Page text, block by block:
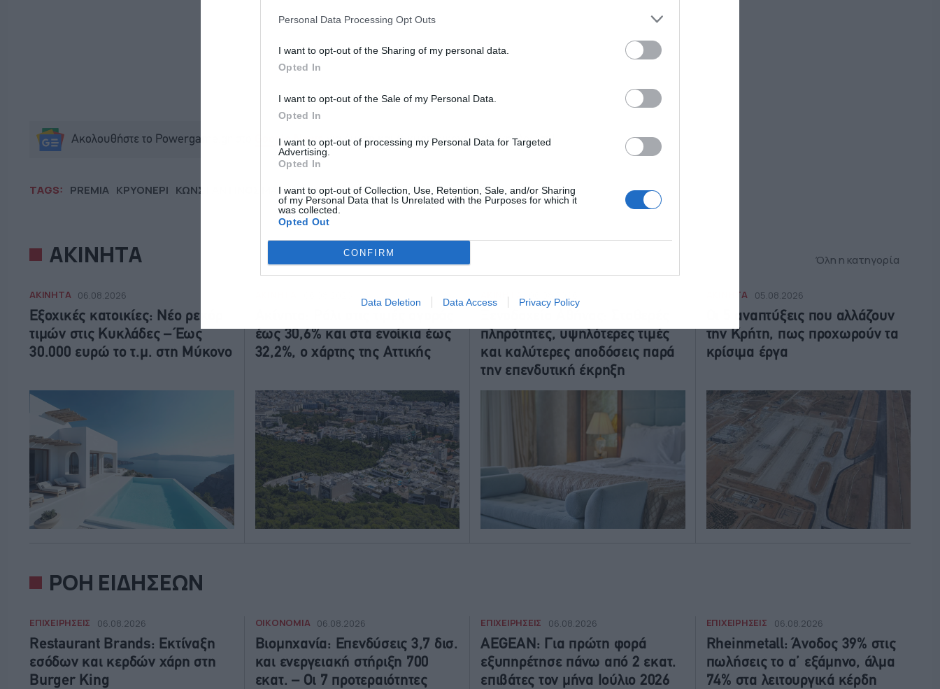
Personal Data Processing Opt Outs
I want to opt-out of the Sharing of my personal data.
Opted In
I want to opt-out of the Sale of my Personal Data.
Opted In
I want to opt-out of processing my Personal Data for Targeted
Advertising.
Opted In
I want to opt-out of Collection, Use, Retention, Sale, and/or Sharing
of my Personal Data that Is Unrelated with the Purposes for which it
was collected.
Opted Out
CONFIRM
Data Deletion Data Access Privacy Policy
Ακολουθήστε το Powergame.gr στο Google Newsγια άμεση και έγκυρη οικονομική ενημέρωση!
TAGS: PREMIA ΚΡΥΟΝΕΡΙ ΚΩΝΣΤΑΝΤΙΝΟΣ ΜΑΡΚΑΖΟΣ
ΑΚΙΝΗΤΑ Όλη η κατηγορία
ΑΚΙΝΗΤΑ 06.08.2026
Εξοχικές κατοικίες: Νέο ρεκόρ
τιμών στις Κυκλάδες – Έως
30.000 ευρώ το τ.μ. στη Μύκονο
έως 30,6% και στα ενοίκια έως
32,2%, ο χάρτης της Αττικής
ΑΚΙΝΗΤΑ
πληρότητες, υψηλότερες τιμές
και καλύτερες αποδόσεις παρά
την επενδυτική έκρηξη
ΑΚΙΝΗΤΑ 05.08.2026
Οι 5 αναπτύξεις που αλλάζουν
την Κρήτη, πως προχωρούν τα
κρίσιμα έργα
ΡΟΗ ΕΙΔΗΣΕΩΝ
ΕΠΙΧΕΙΡΗΣΕΙΣ 06.08.2026
Restaurant Brands: Εκτίναξη
εσόδων και κερδών χάρη στη
Burger King
ΟΙΚΟΝΟΜΙΑ 06.08.2026
Βιομηχανία: Επενδύσεις 3,7 δισ.
και ενεργειακή στήριξη 700
εκατ. – Οι 7 προτεραιότητες
ΕΠΙΧΕΙΡΗΣΕΙΣ 06.08.2026
AEGEAN: Για πρώτη φορά
εξυπηρέτησε πάνω από 2 εκατ.
επιβάτες τον μήνα Ιούλιο 2026
ΕΠΙΧΕΙΡΗΣΕΙΣ 06.08.2026
Rheinmetall: Άνοδος 39% στις
πωλήσεις το α’ εξάμηνο, άλμα
74% στα λειτουργικά κέρδη